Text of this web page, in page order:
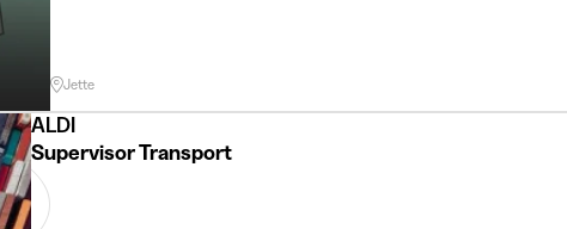
Jette
ALDI
Supervisor Transport